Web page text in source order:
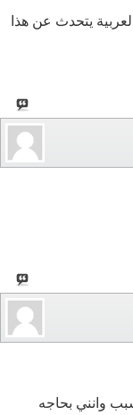
يتحدث عن هذا
وانني بحاجه